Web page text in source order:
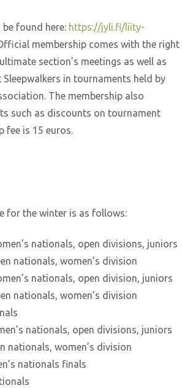
found here: https://jyli.fi/liity-
membership comes with the right
section’s meetings as well as
in tournaments held by
The membership also
such as discounts on tournament
fee is 15 euros.
for the winter is as follows:
nationals, open divisions, juniors
nationals, women’s division
nationals, open division, juniors
nationals, women’s division
nationals, open divisions, juniors
nationals, women’s division
nationals finals